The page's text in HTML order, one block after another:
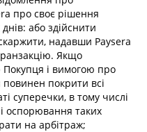
про своє рішення
або здійснити
надавши Paysera
Якщо
Покупця і вимогою про
повинен покрити всі
суперечки, в тому числі
оспорювання таких
на арбітраж;